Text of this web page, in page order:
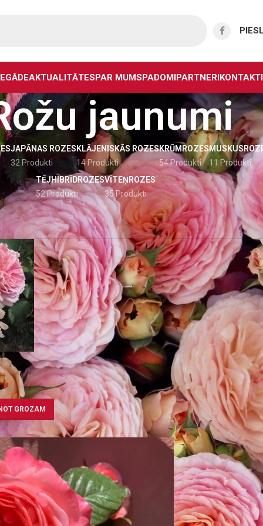
AKTUALITĀTESPAR MUMSPADOMIPARTNERIKONTAKTI
jaunumi
JAPĀNAS ROZES
32 Produkti
KLĀJENISKĀS ROZES
14 Produkti
KRŪMROZES
54 Produkti
11 Produkti
TĒJHIBRĪDROZES
52 Produkti
VĪTEŅROZES
35 Produkti
Rāda 9 12 18
GROZAM